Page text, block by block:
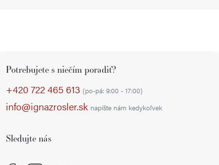
Potrebujete s niečím poradiť?
+420 722 465 613 (po-pá: 9:00 - 17:00)
info@ignazrosler.sk napíšte nám kedykoľvek
Sledujte nás